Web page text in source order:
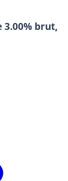
3.00% brut,